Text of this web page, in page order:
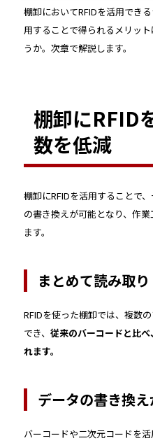
棚卸においてRFIDを活用でき
用することで得られるメリッ
うか。次章で解説します。
棚卸にRFID
数を低減
棚卸にRFIDを活用することで
の書き換えが可能となり、作
ます。
まとめて読み取
RFIDを使った棚卸では、複数
でき、 従来のバーコードと比
れます。
データの書き換
バーコードや二次元コードを